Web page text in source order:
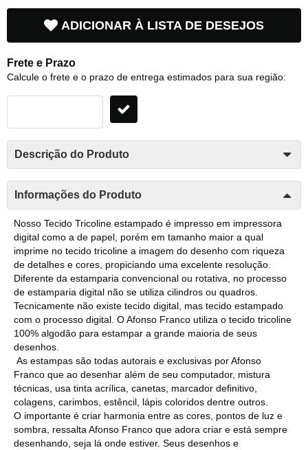
ADICIONAR À LISTA DE DESEJOS
Frete e Prazo
Calcule o frete e o prazo de entrega estimados para sua região:
Descrição do Produto
Informações do Produto
Nosso Tecido Tricoline estampado é impresso em impressora
digital como a de papel, porém em tamanho maior a qual
imprime no tecido tricoline a imagem do desenho com riqueza
de detalhes e cores, propiciando uma excelente resolução.
Diferente da estamparia convencional ou rotativa, no processo
de estamparia digital não se utiliza cilindros ou quadros.
Tecnicamente não existe tecido digital, mas tecido estampado
com o processo digital. O Afonso Franco utiliza o tecido tricoline
100% algodão para estampar a grande maioria de seus
desenhos.
As estampas são todas autorais e exclusivas por Afonso
Franco que ao desenhar além de seu computador, mistura
técnicas, usa tinta acrílica, canetas, marcador definitivo,
colagens, carimbos, estêncil, lápis coloridos dentre outros.
O importante é criar harmonia entre as cores, pontos de luz e
sombra, ressalta Afonso Franco que adora criar e está sempre
desenhando, seja lá onde estiver. Seus desenhos e